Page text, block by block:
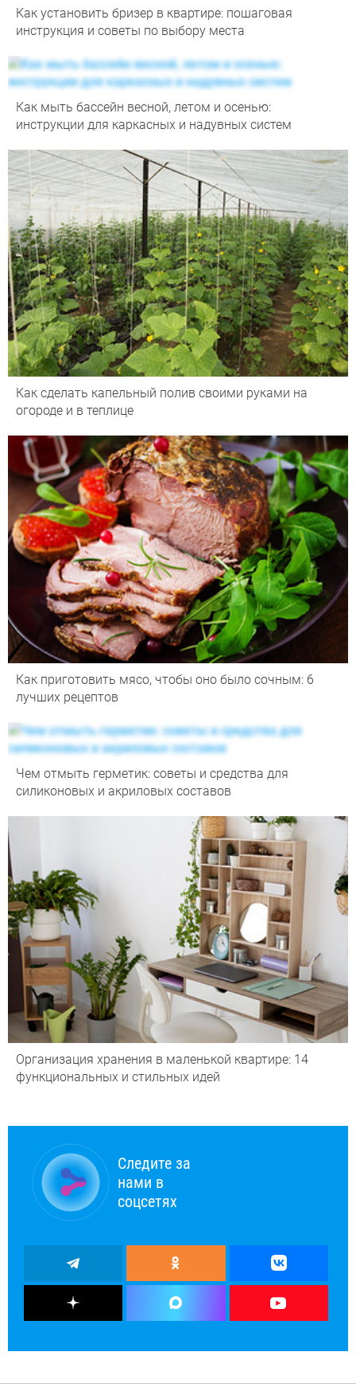
Как установить бризер в квартире: пошаговая
инструкция и советы по выбору места
Как мыть бассейн весной, летом и осенью:
инструкции для каркасных и надувных систем
Как сделать капельный полив своими руками на
огороде и в теплице
Как приготовить мясо, чтобы оно было сочным: 6
лучших рецептов
Чем отмыть герметик: советы и средства для
силиконовых и акриловых составов
Организация хранения в маленькой квартире: 14
функциональных и стильных идей
Следите за
нами в
соцсетях